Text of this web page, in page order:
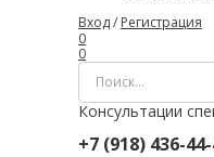
Вход/ Регистрация
0
0
Консультации
+7 (918) 436-